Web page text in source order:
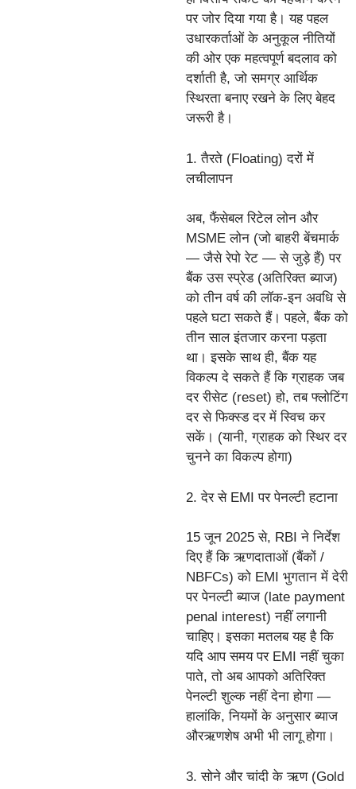
पर जोर दिया गया है। यह पहल
उधारकर्ताओं के अनुकूल नीतियों
की ओर एक महत्वपूर्ण बदलाव को
दर्शाती है, जो समग्र आर्थिक
स्थिरता बनाए रखने के लिए बेहद
जरूरी है।
1. तैरते (Floating) दरों में
लचीलापन
अब, फैंसेबल रिटेल लोन और
MSME लोन (जो बाहरी बेंचमार्क
— जैसे रेपो रेट — से जुड़े हैं) पर
बैंक उस स्प्रेड (अतिरिक्त ब्याज)
को तीन वर्ष की लॉक-इन अवधि से
पहले घटा सकते हैं। पहले, बैंक को
तीन साल इंतजार करना पड़ता
था। इसके साथ ही, बैंक यह
विकल्प दे सकते हैं कि ग्राहक जब
दर रीसेट (reset) हो, तब फ्लोटिंग
दर से फिक्स्ड दर में स्विच कर
सकें। (यानी, ग्राहक को स्थिर दर
चुनने का विकल्प होगा)
2. देर से EMI पर पेनल्टी हटाना
15 जून 2025 से, RBI ने निर्देश
दिए हैं कि ऋणदाताओं (बैंकों /
NBFCs) को EMI भुगतान में देरी
पर पेनल्टी ब्याज (late payment
penal interest) नहीं लगानी
चाहिए। इसका मतलब यह है कि
यदि आप समय पर EMI नहीं चुका
पाते, तो अब आपको अतिरिक्त
पेनल्टी शुल्क नहीं देना होगा —
हालांकि, नियमों के अनुसार ब्याज
औरऋणशेष अभी भी लागू होगा।
3. सोने और चांदी के ऋण (Gold